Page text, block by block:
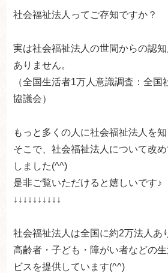
社会福祉法人ってご存知ですか？
実は社会福祉法人の世間からの認
ありません。
（全国生活者1万人意識調査：全国
協議会）
もっと多くの人に社会福祉法人を知
そこで、社会福祉法人について改
しました(^^)
是非ご覧いただけると嬉しいです♪
↓↓↓↓↓↓↓↓↓↓
社会福祉法人は全国に約2万法人あ
高齢者・子ども・障がい者などの
ビスを提供しています(^^)